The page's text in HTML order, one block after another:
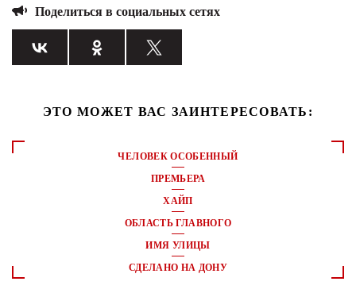
Поделиться в социальных сетях
ЭТО МОЖЕТ ВАС ЗАИНТЕРЕСОВАТЬ:
ЧЕЛОВЕК ОСОБЕННЫЙ
ПРЕМЬЕРА
ХАЙП
ОБЛАСТЬ ГЛАВНОГО
ИМЯ УЛИЦЫ
СДЕЛАНО НА ДОНУ